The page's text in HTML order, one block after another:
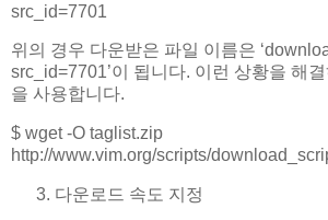
src_id=7701
위의 경우 다운받은 파일 이름은
src_id=7701’이 됩니다. 이런 상황을 해결
을 사용합니다.
$ wget -O taglist.zip
http://www.vim.org/scripts/
다운로드 속도 지정